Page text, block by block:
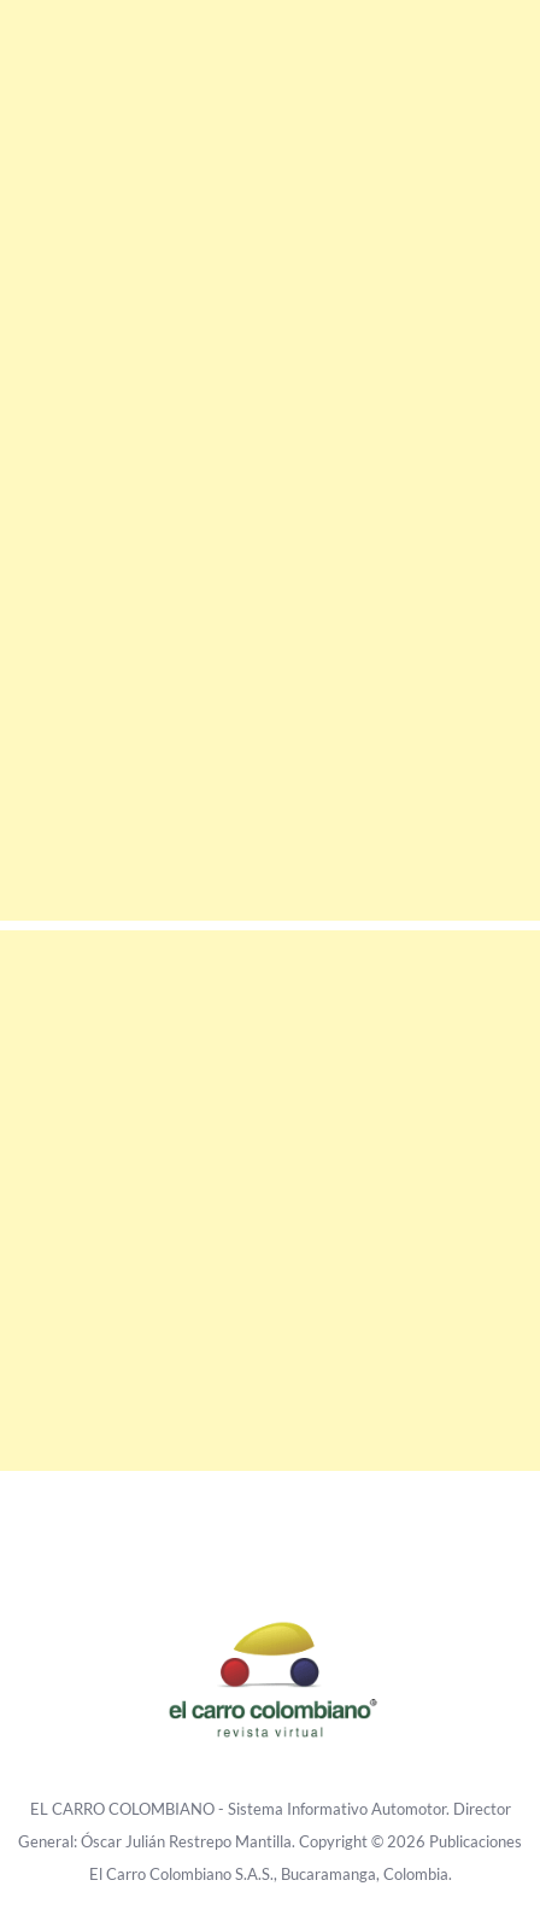
EL CARRO COLOMBIANO - Sistema Informativo Automotor. Director
General: Óscar Julián Restrepo Mantilla. Copyright © 2026 Publicaciones
El Carro Colombiano S.A.S., Bucaramanga, Colombia.